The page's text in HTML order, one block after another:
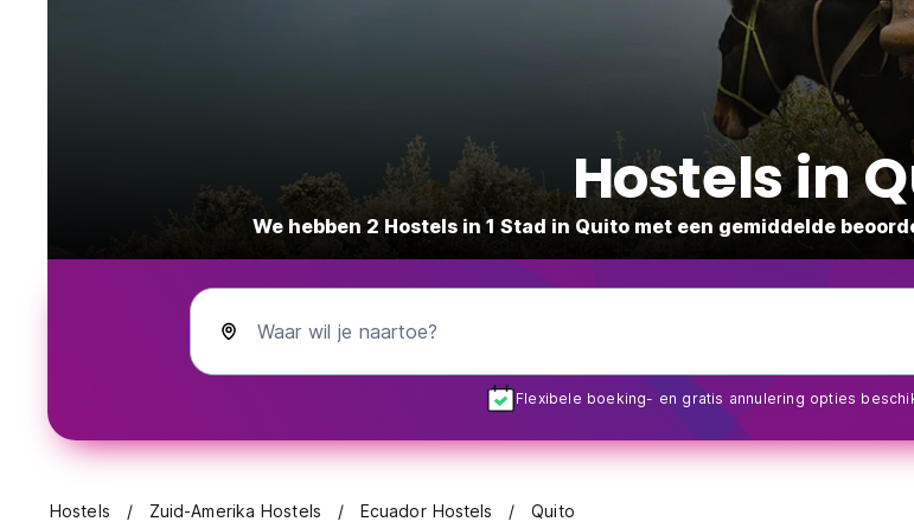
Hostels in
We hebben 2 Hostels in 1 Stad in Quito met een gemiddelde
Waar wil je naartoe?
Flexibele boeking- en gratis annulering opties
Hostels Zuid-Amerika Hostels Ecuador Hostels Quito